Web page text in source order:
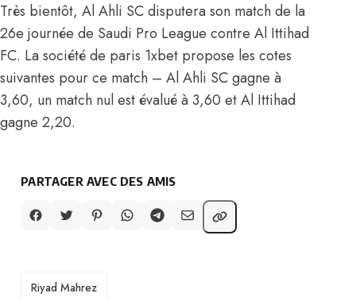
Très bientôt, Al Ahli SC disputera son match de la
26e journée de Saudi Pro League contre Al Ittihad
FC. La société de paris 1xbet propose les cotes
suivantes pour ce match – Al Ahli SC gagne à
3,60, un match nul est évalué à 3,60 et Al Ittihad
gagne 2,20.
PARTAGER AVEC DES AMIS
TAGS
Riyad Mahrez